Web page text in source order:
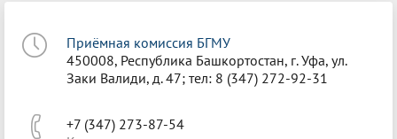
Приёмная комиссия БГМУ
450008, Республика Башкортостан, г. Уфа, ул.
Заки Валиди, д. 47; тел: 8 (347) 272-92-31
+7 (347) 273-87-54